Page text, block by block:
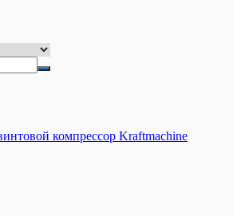
компрессор Kraftmaсhine